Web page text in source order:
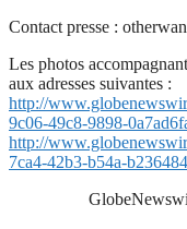
Contact presse :
Les photos
aux adresses suivantes :
http://
9c06-49c8-9898-
http://
7ca4-42b3-b54a-